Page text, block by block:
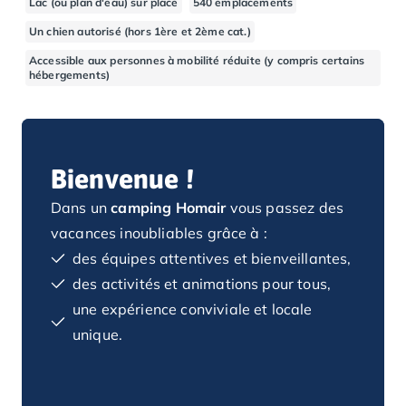
Camping Calvados
Camping Cabourg
Camping Caen
Camping Houlgate
Camping Manche
Camping Mont Saint Michel
Camping Bretagne
Camping Côtes d'Armor
Camping Erquy
Camping Saint-Cast-le-Guildo
Camping Finistère
Camping Benodet
Camping Brest
Un chien autorisé (hors 1ère et 2ème cat.)
Accessible aux personnes à mobilité réduite (y compris certains
hébergements)
Bienvenue !
Dans uncamping Homairvous passez des
vacances inoubliables grâce à :
des équipes attentives et bienveillantes,
des activités et animations pour tous,
une expérience conviviale et locale
unique.